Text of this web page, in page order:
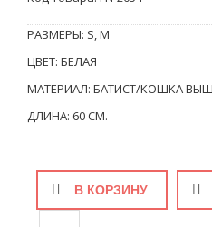
РАЗМЕРЫ: S, M
ЦВЕТ: БЕЛАЯ
МАТЕРИАЛ: БАТИСТ/КОШКА
ДЛИНА: 60 СМ.
В КОРЗИНУ